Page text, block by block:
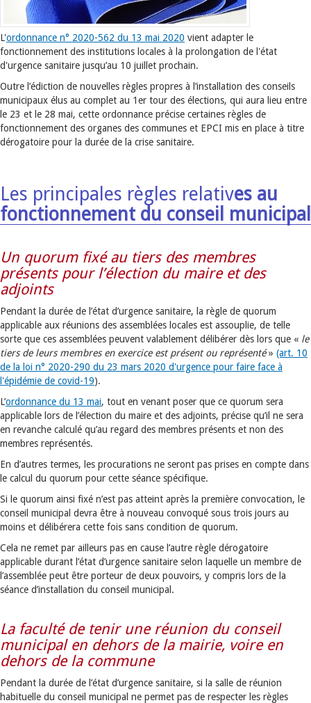
L'ordonnance n° 2020-562 du 13 mai 2020 vient adapter le
fonctionnement des institutions locales à la prolongation de l'état
d'urgence sanitaire jusqu’au 10 juillet prochain.
Outre l’édiction de nouvelles règles propres à l’installation des conseils
municipaux élus au complet au 1er tour des élections, qui aura lieu entre
le 23 et le 28 mai, cette ordonnance précise certaines règles de
fonctionnement des organes des communes et EPCI mis en place à titre
dérogatoire pour la durée de la crise sanitaire.
Les principales règles relatives au
fonctionnement du conseil municipal
Un quorum fixé au tiers des membres
présents pour l’élection du maire et des
adjoints
Pendant la durée de l’état d’urgence sanitaire, la règle de quorum
applicable aux réunions des assemblées locales est assouplie, de telle
sorte que ces assemblées peuvent valablement délibérer dès lors que « le
tiers de leurs membres en exercice est présent ou représenté» (art. 10
de la loi n° 2020-290 du 23 mars 2020 d'urgence pour faire face à
l'épidémie de covid-19).
L’ordonnance du 13 mai, tout en venant poser que ce quorum sera
applicable lors de l’élection du maire et des adjoints, précise qu’il ne sera
en revanche calculé qu’au regard des membres présents et non des
membres représentés.
En d’autres termes, les procurations ne seront pas prises en compte dans
le calcul du quorum pour cette séance spécifique.
Si le quorum ainsi fixé n’est pas atteint après la première convocation, le
conseil municipal devra être à nouveau convoqué sous trois jours au
moins et délibérera cette fois sans condition de quorum.
Cela ne remet par ailleurs pas en cause l’autre règle dérogatoire
applicable durant l’état d’urgence sanitaire selon laquelle un membre de
l’assemblée peut être porteur de deux pouvoirs, y compris lors de la
séance d’installation du conseil municipal.
La faculté de tenir une réunion du conseil
municipal en dehors de la mairie, voire en
dehors de la commune
Pendant la durée de l’état d’urgence sanitaire, si la salle de réunion
habituelle du conseil municipal ne permet pas de respecter les règles